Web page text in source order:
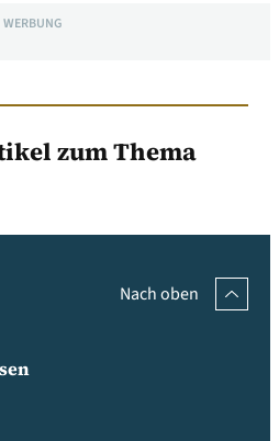
WERBUNG
zum Thema
Nach oben